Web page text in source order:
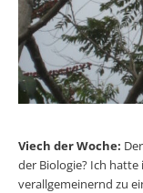
Viech der Woche:
der Biologie? Ich hatte
verallgemeinernd zu